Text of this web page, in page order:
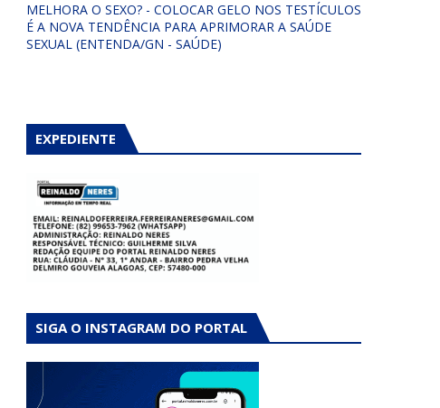
MELHORA O SEXO? - COLOCAR GELO NOS TESTÍCULOS
É A NOVA TENDÊNCIA PARA APRIMORAR A SAÚDE
SEXUAL (ENTENDA/GN - SAÚDE)
EXPEDIENTE
SIGA O INSTAGRAM DO PORTAL